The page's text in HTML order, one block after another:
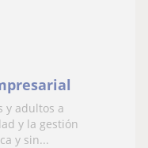
y adultos a
y la gestión
y sin...